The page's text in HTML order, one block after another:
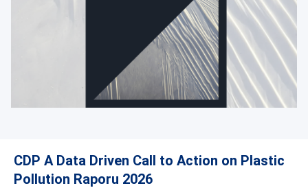
CDP A Data Driven Call to Action on Plastic
Pollution Raporu 2026